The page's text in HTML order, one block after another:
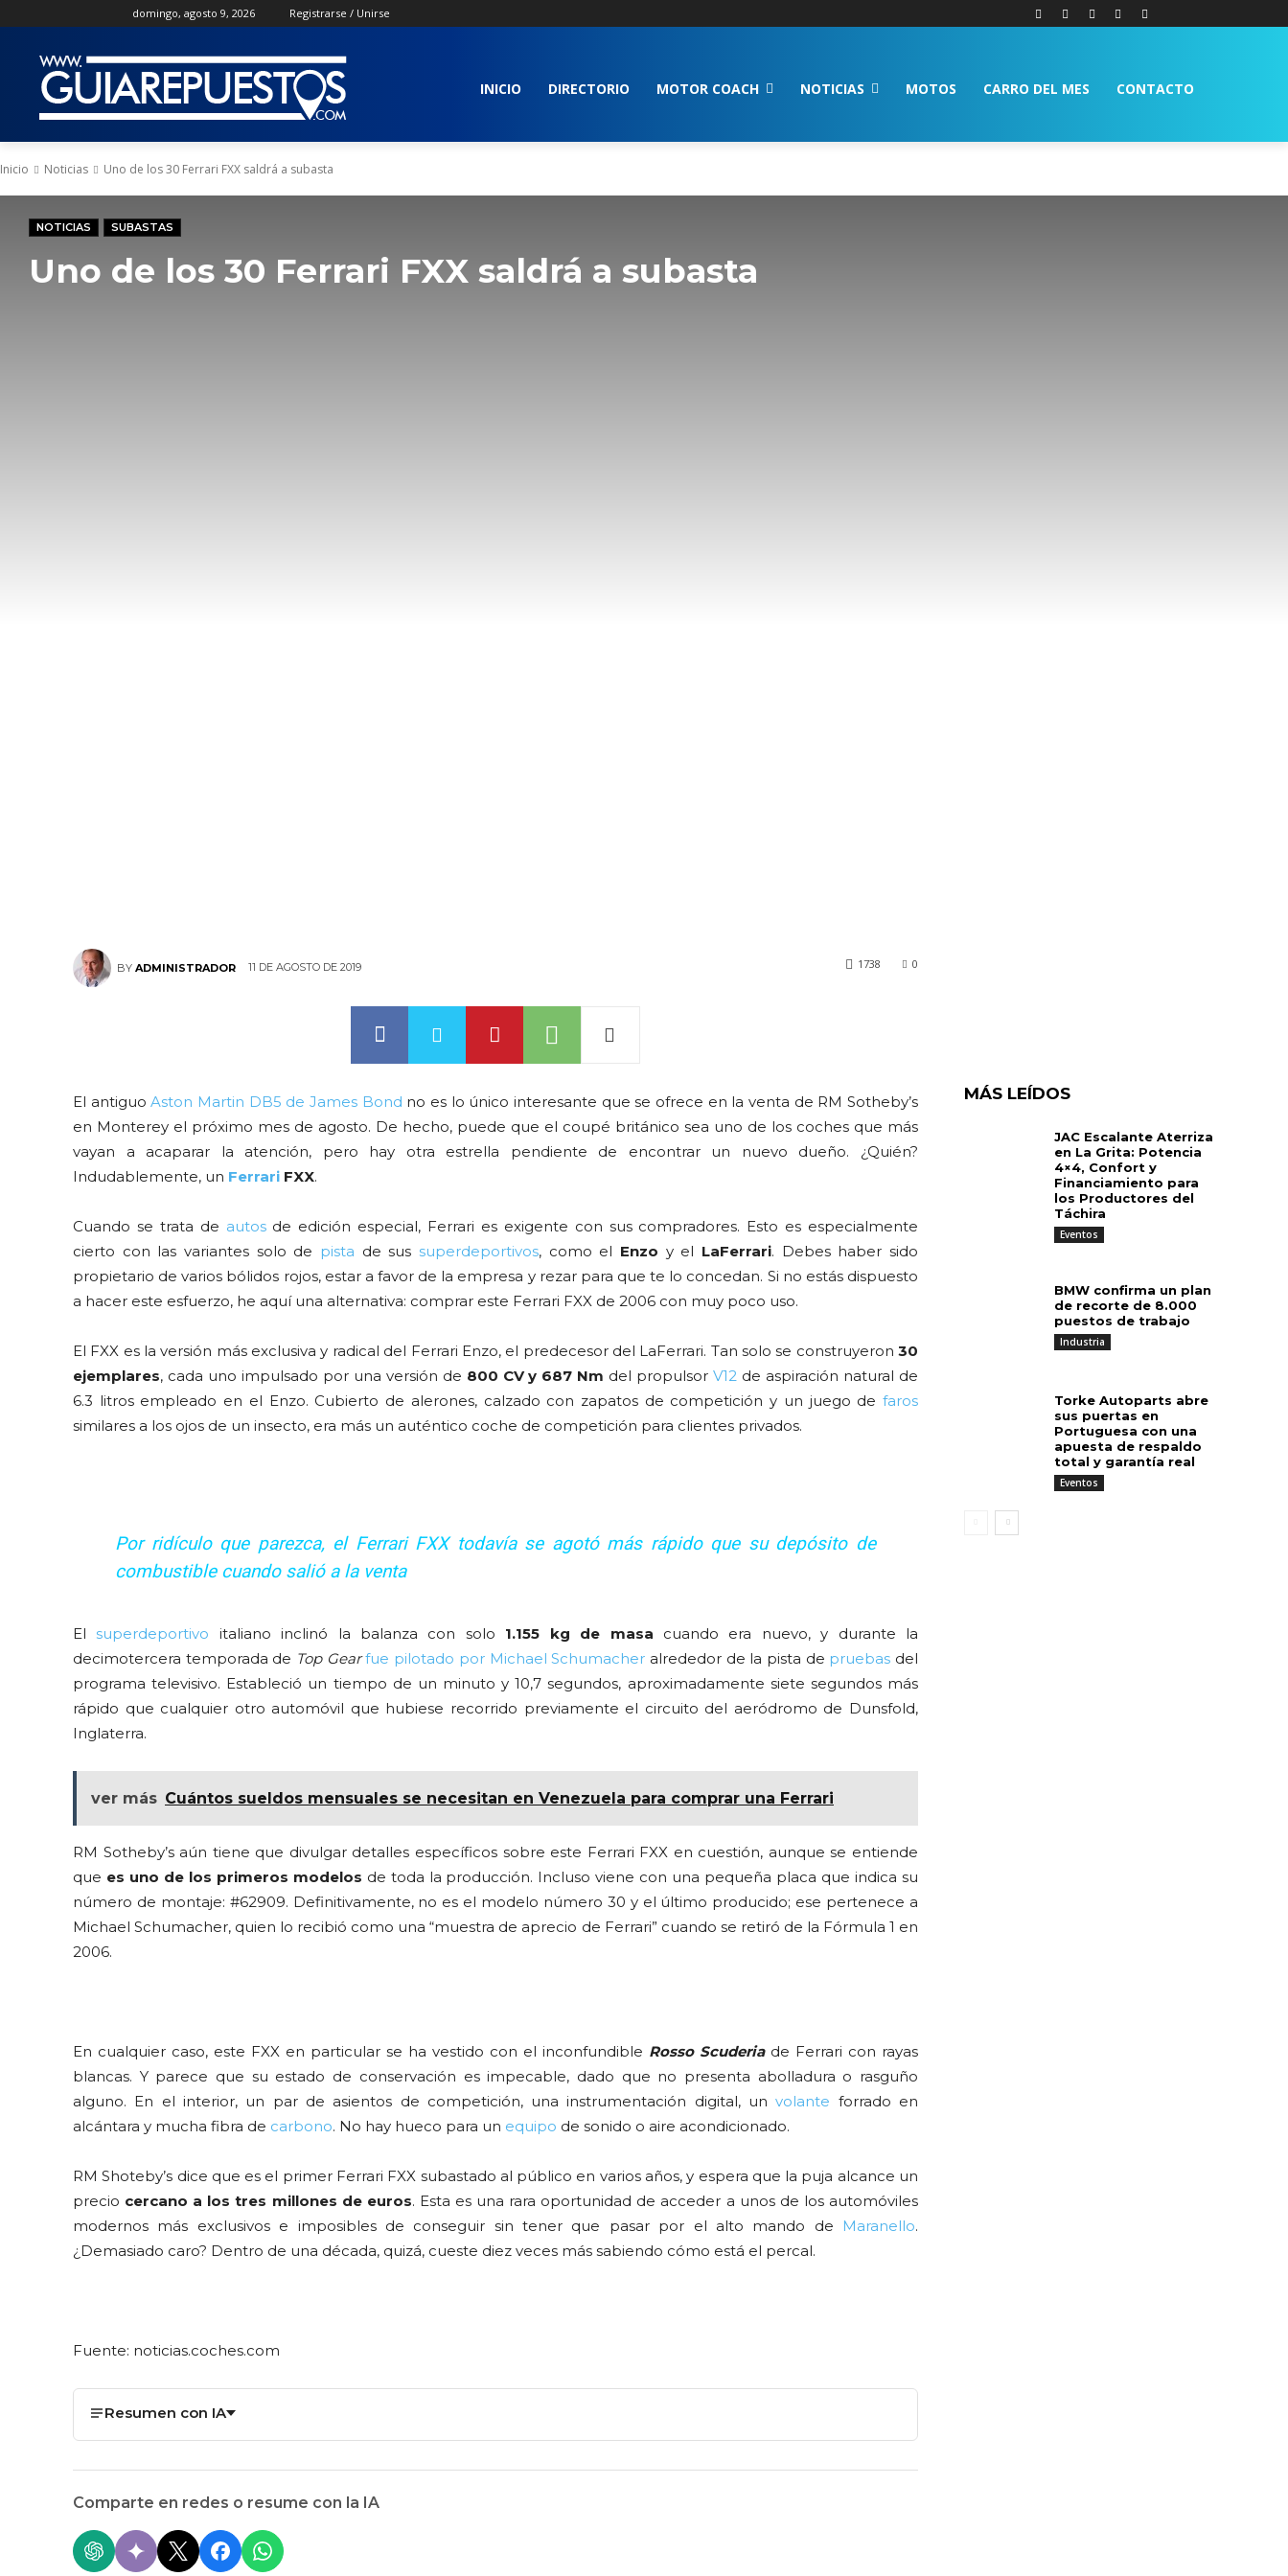
domingo, agosto 9, 2026 Registrarse / Unirse
INICIO DIRECTORIO MOTOR COACH NOTICIAS MOTOS CARRO DEL MES CONTACTO
Inicio Noticias Uno de los 30 Ferrari FXX saldrá a subasta
NOTICIAS SUBASTAS
Uno de los 30 Ferrari FXX saldrá a subasta
BY ADMINISTRADOR 11 DE AGOSTO DE 2019 0
1738
El antiguoAston Martin DB5 de James Bond no es lo único interesante que se ofrece en la venta de RM Sotheby’s
en Monterey el próximo mes de agosto. De hecho, puede que el coupé británico sea uno de los coches que más
vayan a acaparar la atención, pero hay otra estrella pendiente de encontrar un nuevo dueño. ¿Quién?
Indudablemente, un Ferrari FXX.
Cuando se trata de autosde edición especial, Ferrari es exigente con sus compradores. Esto es especialmente
cierto con las variantes solo de pista de sus superdeportivos, como el Enzo y el LaFerrari. Debes haber sido
propietario de varios bólidos rojos, estar a favor de la empresa y rezar para que te lo concedan. Si no estás dispuesto
a hacer este esfuerzo, he aquí una alternativa: comprar este Ferrari FXX de 2006 con muy poco uso.
El FXX es la versión más exclusiva y radical del Ferrari Enzo, el predecesor del LaFerrari. Tan solo se construyeron 30
ejemplares, cada uno impulsado por una versión de 800 CV y 687 Nm del propulsorV12 de aspiración natural de
6.3 litros empleado en el Enzo. Cubierto de alerones, calzado con zapatos de competición y un juego de faros
similares a los ojos de un insecto, era más un auténtico coche de competición para clientes privados.
Por ridículo que parezca, el Ferrari FXX todavía se agotó más rápido que su depósito de
combustible cuando salió a la venta
Elsuperdeportivo italiano inclinó la balanza con solo 1.155 kg de masa cuando era nuevo, y durante la
decimotercera temporada de Top Gear fue pilotado por Michael Schumacher alrededor de la pista de pruebas del
programa televisivo. Estableció un tiempo de un minuto y 10,7 segundos, aproximadamente siete segundos más
rápido que cualquier otro automóvil que hubiese recorrido previamente el circuito del aeródromo de Dunsfold,
Inglaterra.
ver más Cuántos sueldos mensuales se necesitan en Venezuela para comprar una Ferrari
RM Sotheby’s aún tiene que divulgar detalles específicos sobre este Ferrari FXX en cuestión, aunque se entiende
que es uno de los primeros modelos de toda la producción. Incluso viene con una pequeña placa que indica su
número de montaje: #62909. Definitivamente, no es el modelo número 30 y el último producido; ese pertenece a
Michael Schumacher, quien lo recibió como una “muestra de aprecio de Ferrari” cuando se retiró de la Fórmula 1 en
2006.
En cualquier caso, este FXX en particular se ha vestido con el inconfundible Rosso Scuderiade Ferrari con rayas
blancas. Y parece que su estado de conservación es impecable, dado que no presenta abolladura o rasguño
alguno. En el interior, un par de asientos de competición, una instrumentación digital, unvolante forrado en
alcántara y mucha fibra de carbono. No hay hueco para un equipo de sonido o aire acondicionado.
RM Shoteby’s dice que es el primer Ferrari FXX subastado al público en varios años, y espera que la puja alcance un
precio cercano a los tres millones de euros. Esta es una rara oportunidad de acceder a unos de los automóviles
modernos más exclusivos e imposibles de conseguir sin tener que pasar por el alto mando de
Maranello.
¿Demasiado caro? Dentro de una década, quizá, cueste diez veces más sabiendo cómo está el percal.
Fuente: noticias.coches.com
Resumen con IA
Comparte en redes o resume con la IA
MÁS LEÍDOS
JAC Escalante Aterriza
en La Grita: Potencia
4×4, Confort y
Financiamiento para
los Productores del
Táchira
Eventos
BMW confirma un plan
de recorte de 8.000
puestos de trabajo
Industria
Torke Autoparts abre
sus puertas en
Portuguesa con una
apuesta de respaldo
total y garantía real
Eventos